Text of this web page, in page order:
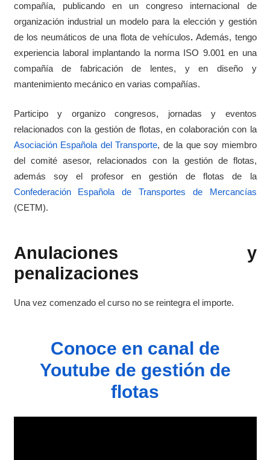
compañía, publicando en un congreso internacional de
organización industrial un modelo para la elección y gestión
de los neumáticos de una flota de vehículos.Además, tengo
experiencia laboral implantando la norma ISO 9.001 en una
compañía de fabricación de lentes, y en diseño y
mantenimiento mecánico en varias compañías.
Participo y organizo congresos, jornadas y eventos
relacionados con la gestión de flotas, en colaboración con la
Asociación Española del Transporte, de la que soy miembro
del comité asesor, relacionados con la gestión de flotas,
además soy el profesor en gestión de flotas de la
Confederación Española de Transportes de Mercancías
(CETM).
Anulaciones y
penalizaciones
Una vez comenzado el curso no se reintegra el importe.
Conoce en canal de
Youtube de gestión de
flotas